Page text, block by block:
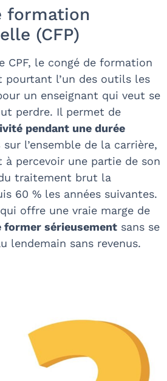
formation
(CFP)
CPF, le congé de formation
pourtant l’un des outils les
un enseignant qui veut se
perdre. Il permet de
pendant une durée
sur l’ensemble de la carrière,
percevoir une partie de son
traitement brut la
60 % les années suivantes.
offre une vraie marge de
former sérieusement sans se
lendemain sans revenus.